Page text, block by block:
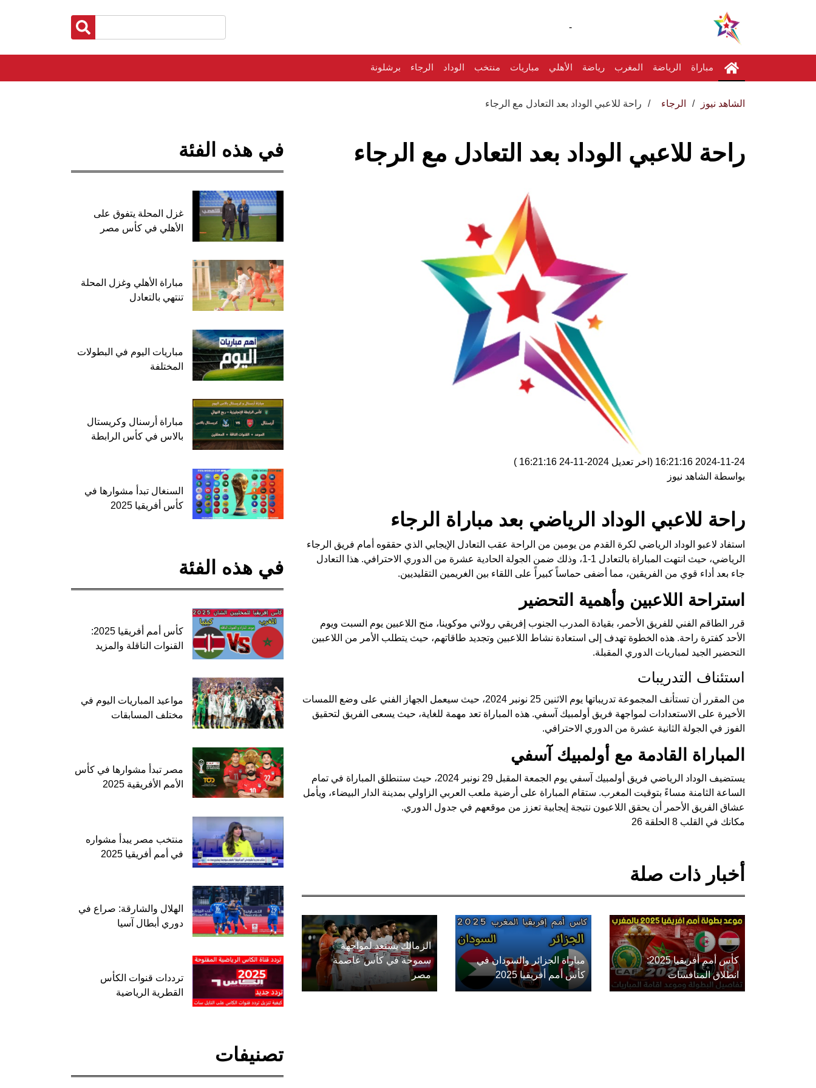
-
مباراة الرياضة المغرب رياضة الأهلي مباريات منتخب الوداد الرجاء برشلونة
الشاهد نيوز الرجاء راحة للاعبي الوداد بعد التعادل مع الرجاء
راحة للاعبي الوداد بعد التعادل مع الرجاء
2024-11-24 16:21:16 (اخر تعديل 2024-11-24 16:21:16
)
بواسطة الشاهد نيوز
راحة للاعبي الوداد الرياضي بعد مباراة الرجاء
استفاد لاعبو الوداد الرياضي لكرة القدم من يومين من الراحة عقب التعادل الإيجابي الذي حققوه أمام فريق الرجاء
الرياضي، حيث انتهت المباراة بالتعادل 1-1، وذلك ضمن الجولة الحادية عشرة من الدوري الاحترافي. هذا التعادل
جاء بعد أداء قوي من الفريقين، مما أضفى حماساً كبيراً على اللقاء بين الغريمين التقليديين.
استراحة اللاعبين وأهمية التحضير
قرر الطاقم الفني للفريق الأحمر، بقيادة المدرب الجنوب إفريقي رولاني موكوينا، منح اللاعبين يوم السبت ويوم
الأحد كفترة راحة. هذه الخطوة تهدف إلى استعادة نشاط اللاعبين وتجديد طاقاتهم، حيث يتطلب الأمر من اللاعبين
التحضير الجيد لمباريات الدوري المقبلة.
استئناف التدريبات
من المقرر أن تستأنف المجموعة تدريباتها يوم الاثنين 25 نونبر 2024، حيث سيعمل الجهاز الفني على وضع اللمسات
الأخيرة على الاستعدادات لمواجهة فريق أولمبيك آسفي. هذه المباراة تعد مهمة للغاية، حيث يسعى الفريق لتحقيق
الفوز في الجولة الثانية عشرة من الدوري الاحترافي.
المباراة القادمة مع أولمبيك آسفي
يستضيف الوداد الرياضي فريق أولمبيك آسفي يوم الجمعة المقبل 29 نونبر 2024، حيث ستنطلق المباراة في تمام
الساعة الثامنة مساءً بتوقيت المغرب. ستقام المباراة على أرضية ملعب العربي الزاولي بمدينة الدار البيضاء، ويأمل
عشاق الفريق الأحمر أن يحقق اللاعبون نتيجة إيجابية تعزز من موقعهم في جدول الدوري.
مكانك في القلب 8 الحلقة 26
أخبار ذات صلة
كأس أمم أفريقيا 2025:
انطلاق المنافسات
مباراة الجزائر والسودان في
كأس أمم أفريقيا 2025
الزمالك يستعد لمواجهة
سموحة في كأس عاصمة
مصر
في هذه الفئة
غزل المحلة يتفوق على
الأهلي في كأس مصر
مباراة الأهلي وغزل المحلة
تنتهي بالتعادل
مباريات اليوم في البطولات
المختلفة
مباراة أرسنال وكريستال
بالاس في كأس الرابطة
السنغال تبدأ مشوارها في
كأس أفريقيا 2025
في هذه الفئة
كأس أمم أفريقيا 2025:
القنوات الناقلة والمزيد
مواعيد المباريات اليوم في
مختلف المسابقات
مصر تبدأ مشوارها في كأس
الأمم الأفريقية 2025
منتخب مصر يبدأ مشواره
في أمم أفريقيا 2025
الهلال والشارقة: صراع في
دوري أبطال آسيا
ترددات قنوات الكأس
القطرية الرياضية
تصنيفات